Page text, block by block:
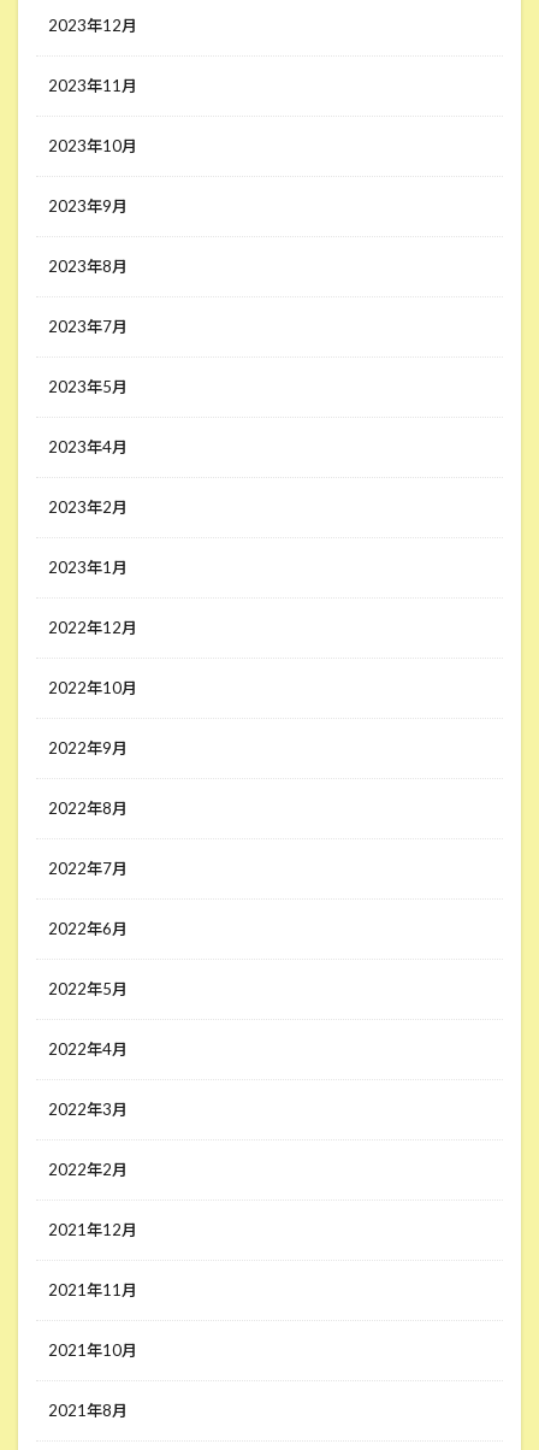
2023年12月
2023年11月
2023年10月
2023年9月
2023年8月
2023年7月
2023年5月
2023年4月
2023年2月
2023年1月
2022年12月
2022年10月
2022年9月
2022年8月
2022年7月
2022年6月
2022年5月
2022年4月
2022年3月
2022年2月
2021年12月
2021年11月
2021年10月
2021年8月